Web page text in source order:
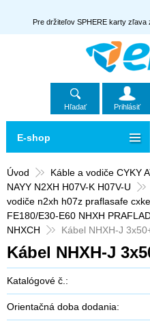
Pre držiteľov SPHERE karty zľava
Hľadať Prihlásiť
Úvod
Káble a vodiče CYKY
NAYY N2XH H07V-K H07V-U
vodiče n2xh h07z praflasafe
FE180/E30-E60 NHXH
NHXCH
Kábel NHXH-J
Kábel NHXH-J
Katalógové č.:
Orientačná doba dodania:
E-shop